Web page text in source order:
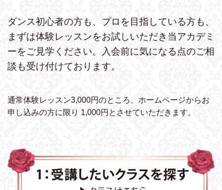
ダンス初心者の方も、プロを目指している方も、
まずは体験レッスンをお試しいただき 当アカデミ
ーをご見学ください。
入会前に気になる点のご相
談も受け付けております。
通常体験レッスン3,000円のところ、ホームページからお
申し込みの方に限り 1,000円とさせていただきます。